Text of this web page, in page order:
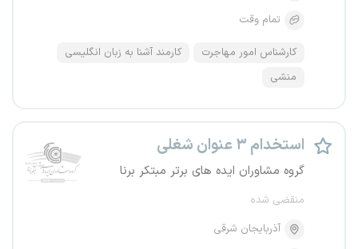
تمام وقت
کارشناس امور مهاجرت
کارمند آشنا به زبان انگلیسی
منشی
استخدام ۳ عنوان شغلی
گروه مشاوران ایده های برتر مبتکر برنا
منقضی شده
آذربایجان شرقی